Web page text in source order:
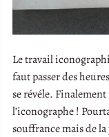
Le travail
faut passer des
se révéle.
l’iconographe !
souffrance mais de